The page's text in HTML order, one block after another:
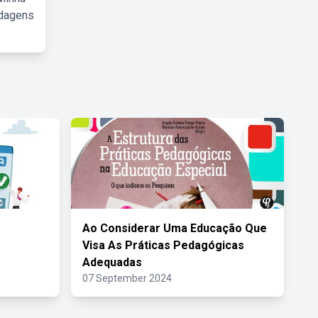
Ao Considerar Uma Educação Que
Visa As Práticas Pedagógicas
Adequadas
07 September 2024